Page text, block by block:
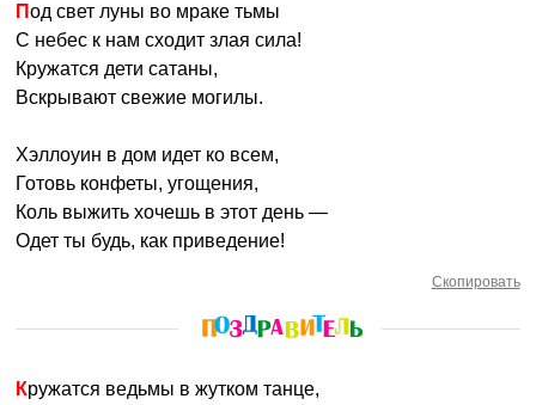
Под свет луны во мраке тьмы
С небес к нам сходит злая сила!
Кружатся дети сатаны,
Вскрывают свежие могилы.
Хэллоуин в дом идет ко всем,
Готовь конфеты, угощения,
Коль выжить хочешь в этот день —
Одет ты будь, как приведение!
Скопировать
Кружатся ведьмы в жутком танце,